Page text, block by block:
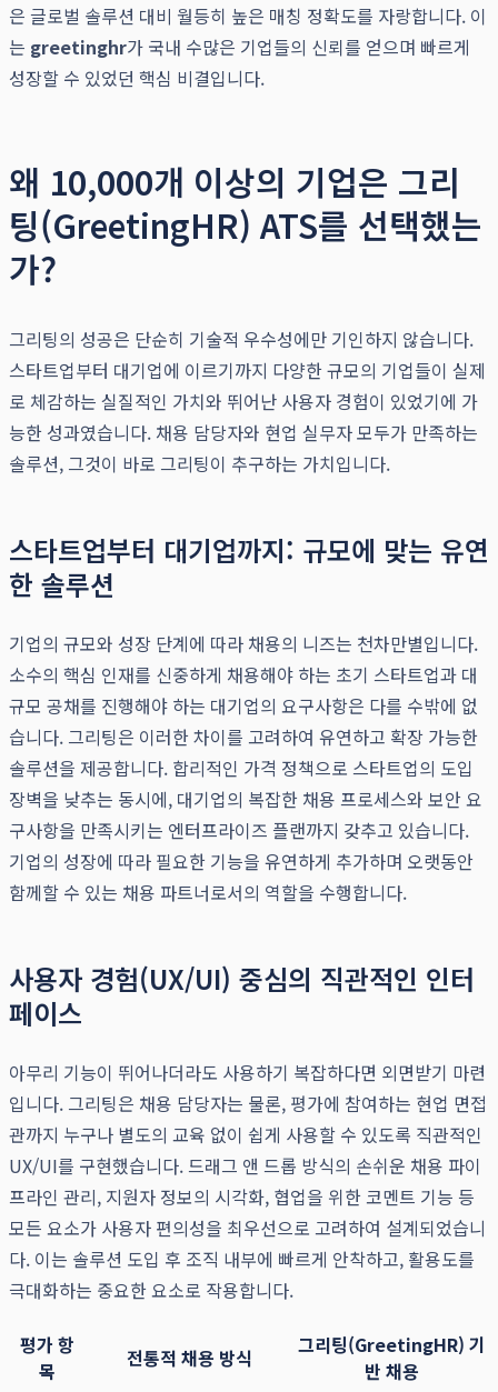
은 글로벌 솔루션 대비 월등히 높은 매칭 정확도를 자랑합니다. 이
는 greetinghr가 국내 수많은 기업들의 신뢰를 얻으며 빠르게
성장할 수 있었던 핵심 비결입니다.
왜 10,000개 이상의 기업은 그리
팅(GreetingHR) ATS를 선택했는
가?
그리팅의 성공은 단순히 기술적 우수성에만 기인하지 않습니다.
스타트업부터 대기업에 이르기까지 다양한 규모의 기업들이 실제
로 체감하는 실질적인 가치와 뛰어난 사용자 경험이 있었기에 가
능한 성과였습니다. 채용 담당자와 현업 실무자 모두가 만족하는
솔루션, 그것이 바로 그리팅이 추구하는 가치입니다.
스타트업부터 대기업까지: 규모에 맞는 유연
한 솔루션
기업의 규모와 성장 단계에 따라 채용의 니즈는 천차만별입니다.
소수의 핵심 인재를 신중하게 채용해야 하는 초기 스타트업과 대
규모 공채를 진행해야 하는 대기업의 요구사항은 다를 수밖에 없
습니다. 그리팅은 이러한 차이를 고려하여 유연하고 확장 가능한
솔루션을 제공합니다. 합리적인 가격 정책으로 스타트업의 도입
장벽을 낮추는 동시에, 대기업의 복잡한 채용 프로세스와 보안 요
구사항을 만족시키는 엔터프라이즈 플랜까지 갖추고 있습니다.
기업의 성장에 따라 필요한 기능을 유연하게 추가하며 오랫동안
함께할 수 있는 채용 파트너로서의 역할을 수행합니다.
사용자 경험(UX/UI) 중심의 직관적인 인터
페이스
아무리 기능이 뛰어나더라도 사용하기 복잡하다면 외면받기 마련
입니다. 그리팅은 채용 담당자는 물론, 평가에 참여하는 현업 면접
관까지 누구나 별도의 교육 없이 쉽게 사용할 수 있도록 직관적인
UX/UI를 구현했습니다. 드래그 앤 드롭 방식의 손쉬운 채용 파이
프라인 관리, 지원자 정보의 시각화, 협업을 위한 코멘트 기능 등
모든 요소가 사용자 편의성을 최우선으로 고려하여 설계되었습니
다. 이는 솔루션 도입 후 조직 내부에 빠르게 안착하고, 활용도를
극대화하는 중요한 요소로 작용합니다.
평가 항
목
전통적 채용 방식
그리팅(GreetingHR) 기
반 채용